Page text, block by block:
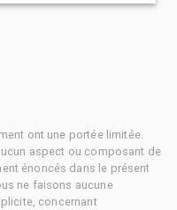
ont une portée limitée.
aspect ou composant de
énoncés dans le présent
ne faisons aucune
concernant